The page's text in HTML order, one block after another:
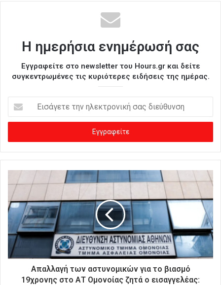
Η ημερήσια ενημέρωσή σας
Εγγραφείτε στο newsletter του Hours.gr και δείτε
συγκεντρωμένες τις κυριότερες ειδήσεις της ημέρας.
σ
γ
ε
τ
ν
λ
ε
τ
Απαλλαγή των αστυνομικών για το βιασμό
19χρονης στο ΑΤ Ομονοίας ζητά ο εισαγγελέας: